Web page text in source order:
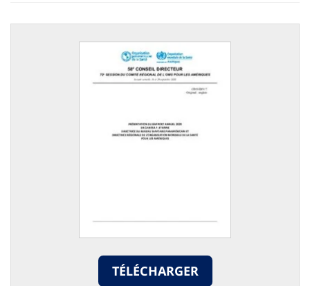
TÉLÉCHARGER